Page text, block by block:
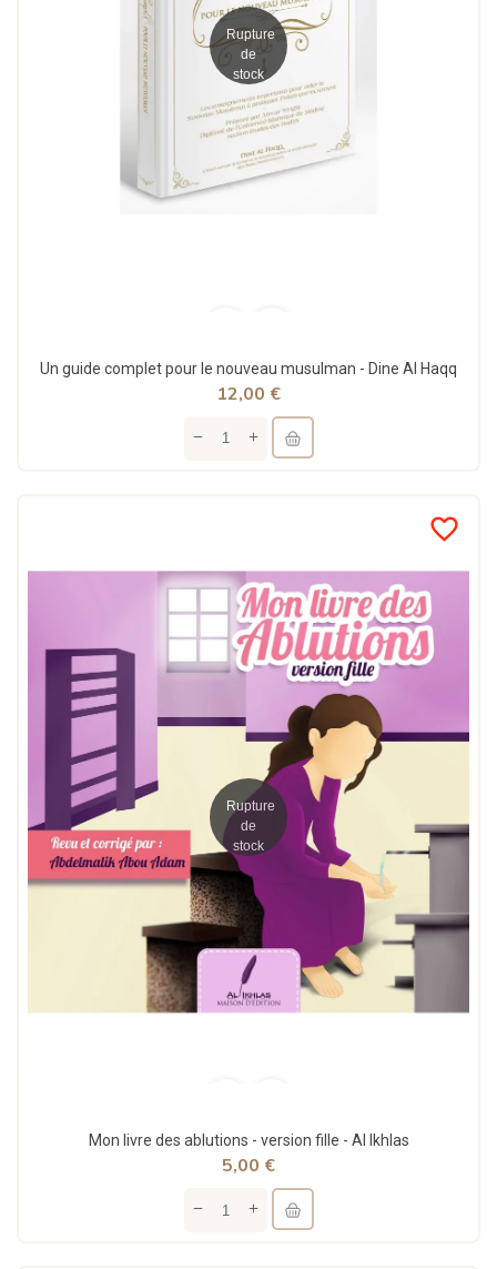
Rupture
de
stock
Un guide complet pour le nouveau musulman - Dine Al Haqq
12,00 €
favorite_border
Rupture
de
stock
Mon livre des ablutions - version fille - Al Ikhlas
5,00 €